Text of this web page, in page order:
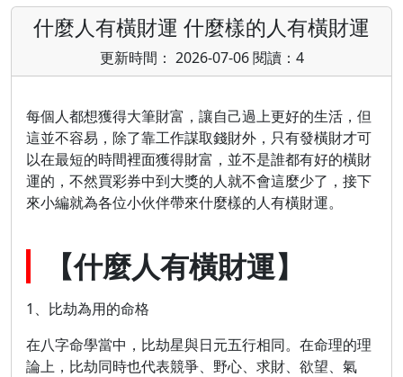
什麼人有橫財運 什麼樣的人有橫財運
更新時間： 2026-07-06 閱讀：4
每個人都想獲得大筆財富，讓自己過上更好的生活，但
這並不容易，除了靠工作謀取錢財外，只有發橫財才可
以在最短的時間裡面獲得財富，並不是誰都有好的橫財
運的，不然買彩券中到大獎的人就不會這麼少了，接下
來小編就為各位小伙伴帶來什麼樣的人有橫財運。
【什麼人有橫財運】
1、比劫為用的命格
在八字命學當中，比劫星與日元五行相同。在命理的理
論上，比劫同時也代表競爭、野心、求財、欲望、氣